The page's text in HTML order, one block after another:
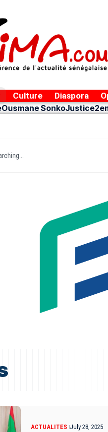
Culture Diaspora
Ousmane SonkoJustice
ACTUALITES July 28, 2025